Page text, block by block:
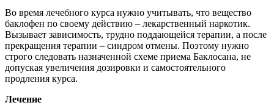
Во время лечебного курса нужно учитывать, что вещество
баклофен по своему действию – лекарственный наркотик.
Вызывает зависимость, трудно поддающейся терапии, а после
прекращения терапии – синдром отмены. Поэтому нужно
строго следовать назначенной схеме приема Баклосана, не
допуская увеличения дозировки и самостоятельного
продления курса.
Лечение